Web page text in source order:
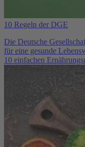
10 Regeln der DGE
Die Deutsche
für eine gesunde
10 einfachen